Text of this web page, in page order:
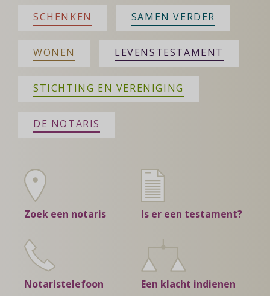
SCHENKEN SAMEN VERDER
WONEN LEVENSTESTAMENT
STICHTING EN VERENIGING
DE NOTARIS
Zoek een notaris Is er een testament?
Notaristelefoon Een klacht indienen